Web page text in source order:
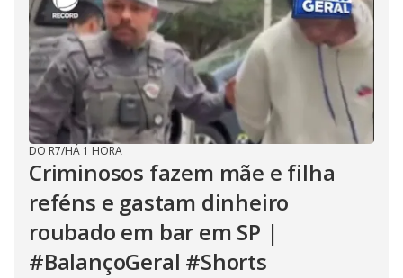
DO R7/HÁ 1 HORA
Criminosos fazem mãe e filha
reféns e gastam dinheiro
roubado em bar em SP |
#BalançoGeral #Shorts